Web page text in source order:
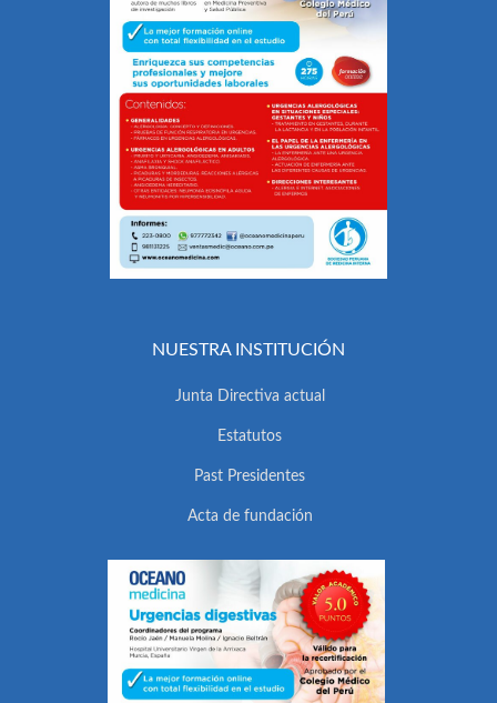
NUESTRA INSTITUCIÓN
Junta Directiva actual
Estatutos
Past Presidentes
Acta de fundación